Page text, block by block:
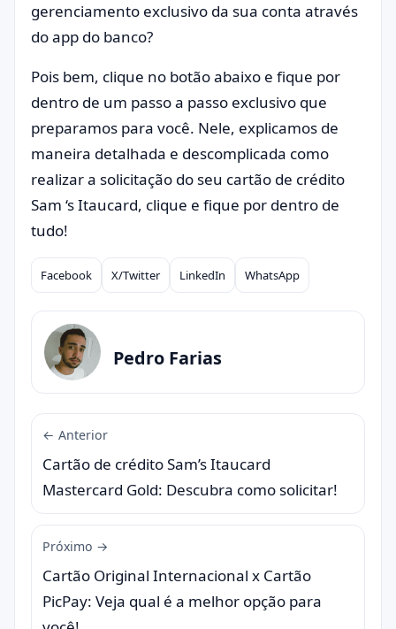
gerenciamento exclusivo da sua conta através
do app do banco?
Pois bem, clique no botão abaixo e fique por
dentro de um passo a passo exclusivo que
preparamos para você. Nele, explicamos de
maneira detalhada e descomplicada como
realizar a solicitação do seu cartão de crédito
Sam ‘s Itaucard, clique e fique por dentro de
tudo!
Compartilhar
Facebook X/Twitter LinkedIn WhatsApp
Pedro Farias
← Anterior
Cartão de crédito Sam’s Itaucard
Mastercard Gold: Descubra como solicitar!
Próximo →
Cartão Original Internacional x Cartão
PicPay: Veja qual é a melhor opção para